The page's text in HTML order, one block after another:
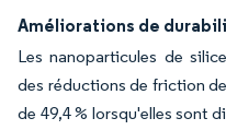
Améliorations de
Les nanoparticules de
des réductions de friction
de 49,4 % lorsqu'elles sont